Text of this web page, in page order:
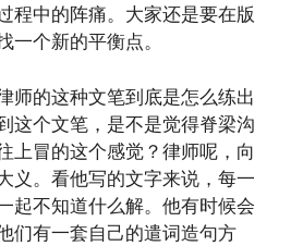
程中的阵痛。大家还是要在版
一个新的平衡点。
师的这种文笔到底是怎么练出
这个文笔，是不是觉得脊梁沟
上冒的这个感觉？律师呢，向
义。看他写的文字来说，每一
起不知道什么解。他有时候会
们有一套自己的遣词造句方